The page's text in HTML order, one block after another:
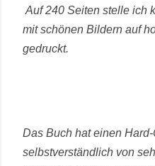
Auf 240 Seiten stelle ich
mit schönen Bildern auf
gedruckt.
Das Buch hat einen
selbstverständlich von